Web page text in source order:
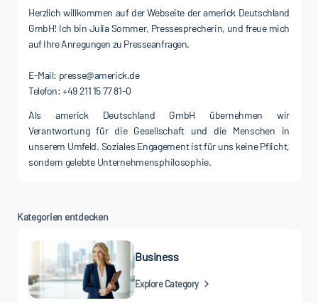
Herzlich willkommen auf der Webseite der americk Deutschland
GmbH! Ich bin Julia Sommer, Pressesprecherin, und freue mich
auf Ihre Anregungen zu Presseanfragen.
E-Mail: presse@americk.de
Als americk Deutschland GmbH übernehmen wir
Verantwortung für die Gesellschaft und die Menschen in
unserem Umfeld. Soziales Engagement ist für uns keine Pflicht,
sondern gelebte Unternehmensphilosophie.
Kategorien entdecken
Business
Explore Category